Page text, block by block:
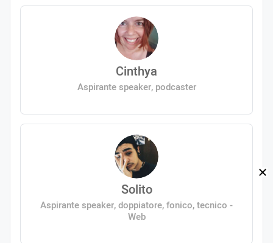
Cinthya
Aspirante speaker, podcaster
Solito
Aspirante speaker, doppiatore, fonico, tecnico -
Web